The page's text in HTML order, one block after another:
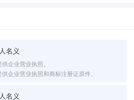
名义
企业营业执照。
企业营业执照和商标注册证原件。
名义